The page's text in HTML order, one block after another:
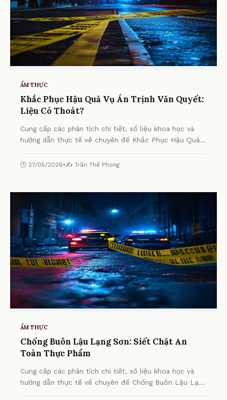
ẨM THỰC
Khắc Phục Hậu Quả Vụ Án Trịnh Văn Quyết:
Liệu Có Thoát?
Cung cấp các phân tích chi tiết, số liệu khoa học và
hướng dẫn thực tế về chuyên đề Khắc Phục Hậu Quả
🕒 27/05/2026•✍️ Trần Thế Phong
ẨM THỰC
Chống Buôn Lậu Lạng Sơn: Siết Chặt An
Toàn Thực Phẩm
Cung cấp các phân tích chi tiết, số liệu khoa học và
hướng dẫn thực tế về chuyên đề Chống Buôn Lậu Lạng